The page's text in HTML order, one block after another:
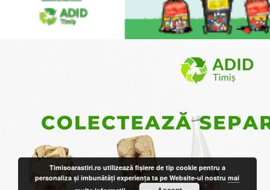
Timisoarastiri.ro utilizează fişiere de tip cookie pentru a
personaliza și îmbunătăți experiența ta pe Website-ul nostrumai